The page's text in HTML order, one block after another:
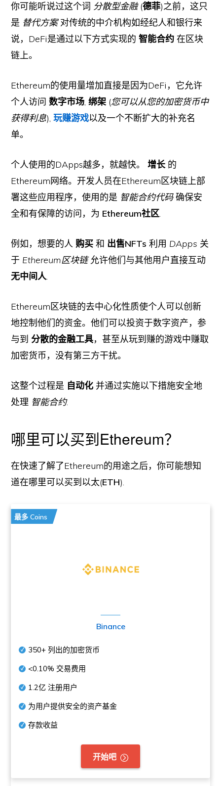
你可能听说过这个词 分散型金融(德菲)之前，这只
是 替代方案对传统的中介机构如经纪人和银行来
说，DeFi是通过以下方式实现的智能合约在区块
链上。
Ethereum的使用量增加直接是因为DeFi，它允许
个人访问 数字市场, 绑架 (您可以从您的加密货币中
获得利息),玩赚游戏以及一个不断扩大的补充名
单。
个人使用的DApps越多，就越快。增长的
Ethereum网络。开发人员在Ethereum区块链上部
署这些应用程序，使用的是 智能合约代码确保安
全和有保障的访问，为 Ethereum社区.
例如，想要的人 购买 和 出售NFTs 利用 DApps 关
于 Ethereum区块链允许他们与其他用户直接互动
无中间人.
Ethereum区块链的去中心化性质使个人可以创新
地控制他们的资金。他们可以投资于数字资产，参
与到分散的金融工具，甚至从玩到赚的游戏中赚取
加密货币，没有第三方干扰。
这整个过程是 自动化 并通过实施以下措施安全地
处理 智能合约.
哪里可以买到Ethereum？
在快速了解了Ethereum的用途之后，你可能想知
道在哪里可以买到以太(ETH).
最多 Coins
Binance
350+ 列出的加密货币
<0.10% 交易费用
1.2亿 注册用户
为用户提供安全的资产基金
存款收益
开始吧